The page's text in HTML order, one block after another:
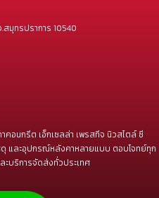
มุทรปราการ 10540
คอนกรีต เอ็กเซลล่า เพรสทีจ นิวสไตล์ ซี
และอุปกรณ์หลังคาหลายแบบ ตอบโจทย์ทุก
บริการจัดส่งทั่วประเทศ